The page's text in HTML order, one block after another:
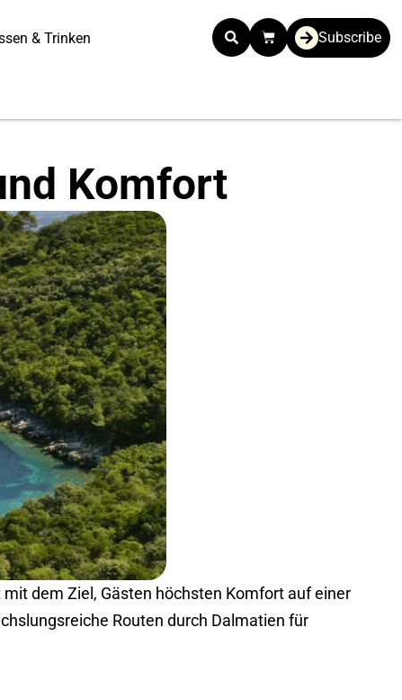
& Trinken Subscribe
Komfort
dem Ziel, Gästen höchsten Komfort auf einer
Routen durch Dalmatien für